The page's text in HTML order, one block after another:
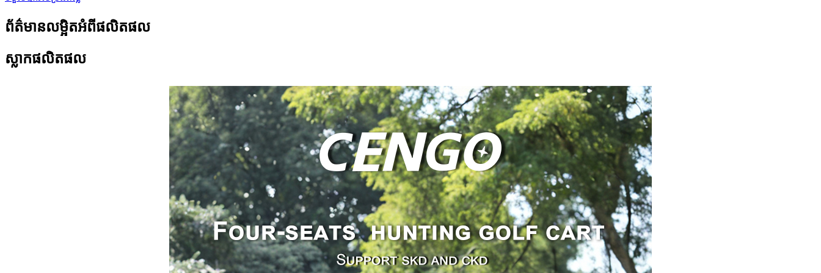
ព័ត៌មានលម្អិតអំពីផលិតផល
ស្លាកផលិតផល